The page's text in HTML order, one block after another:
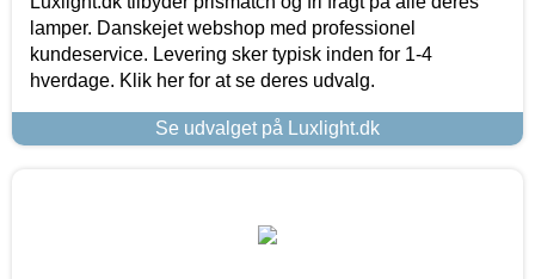
lamper. Danskejet webshop med professionel
kundeservice. Levering sker typisk inden for 1-4
hverdage. Klik her for at se deres udvalg.
Se udvalget på Luxlight.dk